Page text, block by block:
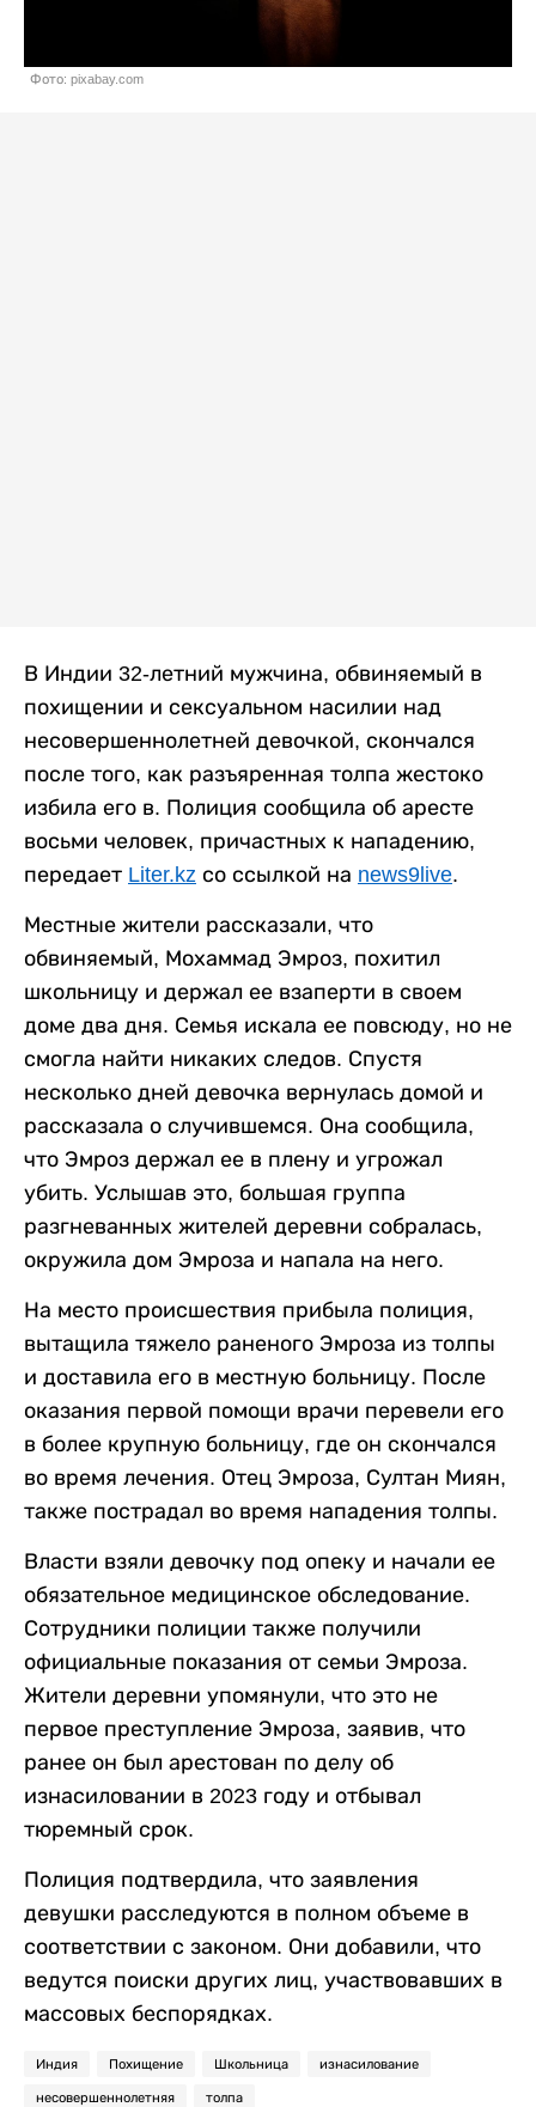
Фото: pixabay.com
В Индии 32-летний мужчина, обвиняемый в
похищении и сексуальном насилии над
несовершеннолетней девочкой, скончался
после того, как разъяренная толпа жестоко
избила его в. Полиция сообщила об аресте
восьми человек, причастных к нападению,
передает Liter.kz со ссылкой на news9live.
Местные жители рассказали, что
обвиняемый, Мохаммад Эмроз, похитил
школьницу и держал ее взаперти в своем
доме два дня. Семья искала ее повсюду, но не
смогла найти никаких следов. Спустя
несколько дней девочка вернулась домой и
рассказала о случившемся. Она сообщила,
что Эмроз держал ее в плену и угрожал
убить. Услышав это, большая группа
разгневанных жителей деревни собралась,
окружила дом Эмроза и напала на него.
На место происшествия прибыла полиция,
вытащила тяжело раненого Эмроза из толпы
и доставила его в местную больницу. После
оказания первой помощи врачи перевели его
в более крупную больницу, где он скончался
во время лечения. Отец Эмроза, Султан Миян,
также пострадал во время нападения толпы.
Власти взяли девочку под опеку и начали ее
обязательное медицинское обследование.
Сотрудники полиции также получили
официальные показания от семьи Эмроза.
Жители деревни упомянули, что это не
первое преступление Эмроза, заявив, что
ранее он был арестован по делу об
изнасиловании в 2023 году и отбывал
тюремный срок.
Полиция подтвердила, что заявления
девушки расследуются в полном объеме в
соответствии с законом. Они добавили, что
ведутся поиски других лиц, участвовавших в
массовых беспорядках.
Индия Похищение Школьница изнасилование
несовершеннолетняя толпа